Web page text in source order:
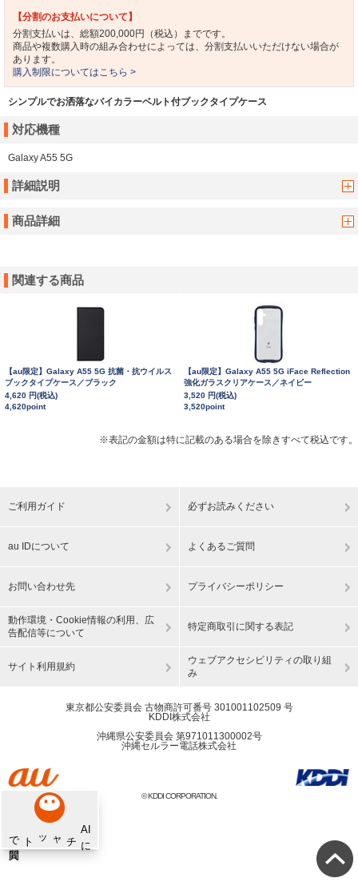
【分割のお支払いについて】
分割支払いは、総額200,000円（税込）までです。
商品や複数購入時の組み合わせによっては、分割支払いいただけない場合が
あります。
購入制限についてはこちら >
シンプルでお洒落なバイカラーベルト付ブックタイプケース
対応機種
Galaxy A55 5G
詳細説明
商品詳細
関連する商品
【au限定】Galaxy A55 5G 抗菌・抗ウイルス
ブックタイプケース／ブラック
4,620 円(税込)
4,620point
【au限定】Galaxy A55 5G iFace Reflection
強化ガラスクリアケース／ネイビー
3,520 円(税込)
3,520point
※表記の金額は特に記載のある場合を除きすべて税込です。
ご利用ガイド 必ずお読みください
au IDについて よくあるご質問
お問い合わせ先 プライバシーポリシー
動作環境・Cookie情報の利用、広
告配信等について
特定商取引に関する表記
サイト利用規約
ウェブアクセシビリティの取り組
み
東京都公安委員会 古物商許可番号 301001102509 号
KDDI株式会社
沖縄県公安委員会 第971011300002号
沖縄セルラー電話株式会社
© KDDI CORPORATION.